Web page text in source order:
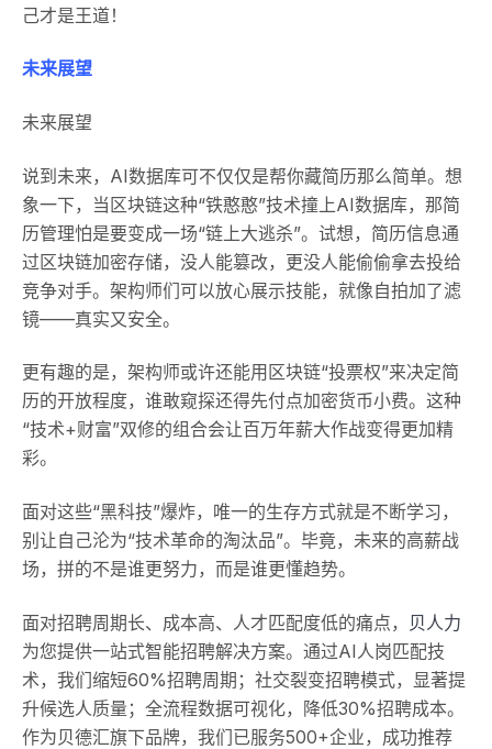
己才是王道！
未来展望
未来展望
说到未来，AI数据库可不仅仅是帮你藏简历那么简单。想
象一下，当区块链这种“铁憨憨”技术撞上AI数据库，那简
历管理怕是要变成一场“链上大逃杀”。试想，简历信息通
过区块链加密存储，没人能篡改，更没人能偷偷拿去投给
竞争对手。架构师们可以放心展示技能，就像自拍加了滤
镜——真实又安全。
更有趣的是，架构师或许还能用区块链“投票权”来决定简
历的开放程度，谁敢窥探还得先付点加密货币小费。这种
“技术+财富”双修的组合会让百万年薪大作战变得更加精
彩。
面对这些“黑科技”爆炸，唯一的生存方式就是不断学习，
别让自己沦为“技术革命的淘汰品”。毕竟，未来的高薪战
场，拼的不是谁更努力，而是谁更懂趋势。
面对招聘周期长、成本高、人才匹配度低的痛点， 贝人力
为您提供一站式智能招聘解决方案。通过AI人岗匹配技
术，我们缩短60%招聘周期；社交裂变招聘模式，显著提
升候选人质量；全流程数据可视化，降低30%招聘成本。
作为贝德汇旗下品牌，我们已服务500+企业，成功推荐